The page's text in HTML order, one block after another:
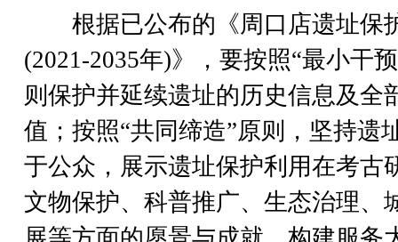
根据已公布的《周口店遗址保
(2021-2035年)》，要按照“最小干
则保护并延续遗址的历史信息及全
值；按照“共同缔造”原则，坚持遗
于公众，展示遗址保护利用在考古
文物保护、科普推广、生态治理、